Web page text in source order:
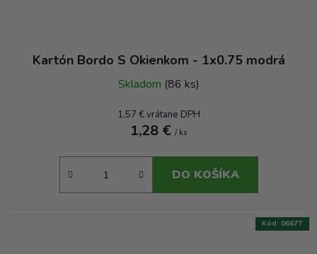
Kartón Bordo S Okienkom - 1x0.75 modrá
Skladom (86 ks)
1,57 € vrátane DPH
1,28 € / ks
DO KOŠÍKA
Kód: 0667T